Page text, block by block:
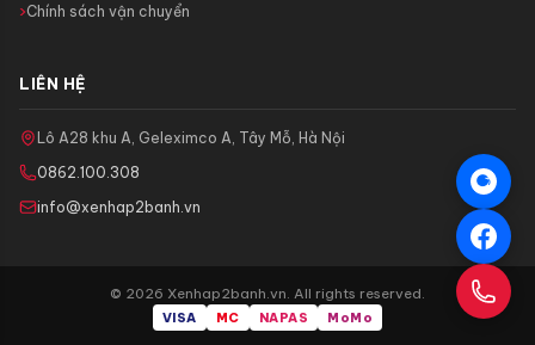
Chính sách vận chuyển
LIÊN HỆ
Lô A28 khu A, Geleximco A, Tây Mỗ, Hà Nội
0862.100.308
info@xenhap2banh.vn
© 2026 Xenhap2banh.vn. All rights reserved.
VISA MC NAPAS MoMo